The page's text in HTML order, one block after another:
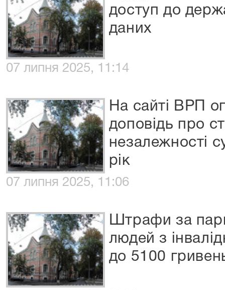
доступ до
даних
07 липня 2025, 11:14
На сайті ВРП
доповідь про
незалежності
рік
07 липня 2025, 11:06
Штрафи за
людей з
до 5100